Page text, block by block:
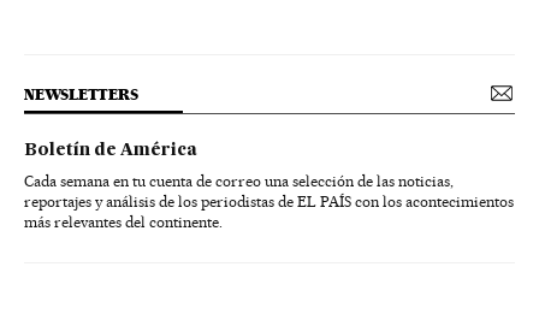
NEWSLETTERS
Boletín de América
Cada semana en tu cuenta de correo una selección de las noticias,
reportajes y análisis de los periodistas de EL PAÍS con los acontecimientos
más relevantes del continente.